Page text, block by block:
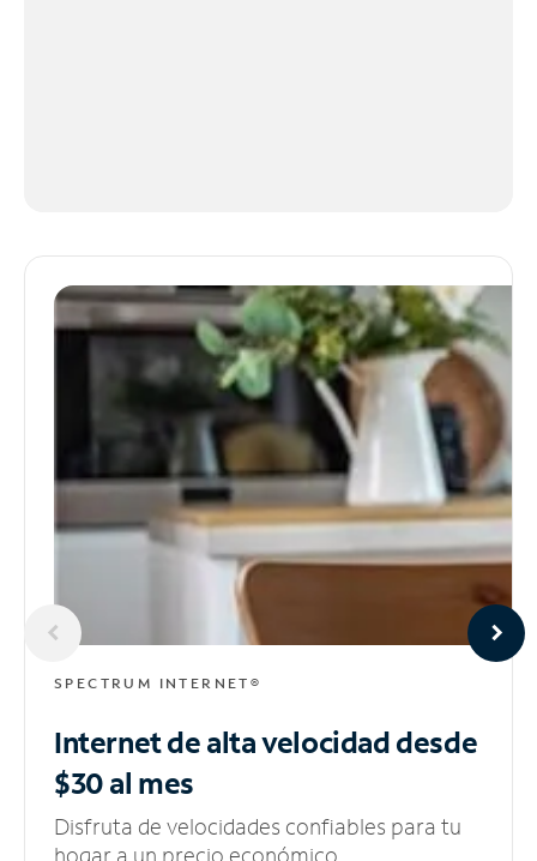
SPECTRUM INTERNET®
Internet de alta velocidaddesde
$30 al mes
Disfruta de velocidades confiables para tu
hogar a un precio económico.